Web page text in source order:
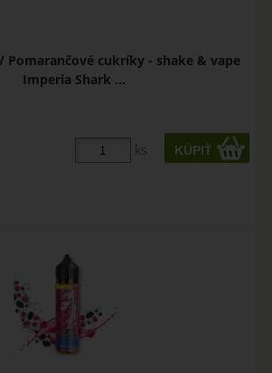
/ Pomarančové cukríky - shake & vape
Imperia Shark ...
ks